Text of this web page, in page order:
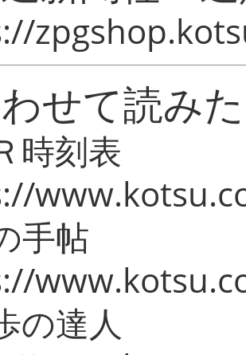
せて読み
時刻表
手帖
の達人